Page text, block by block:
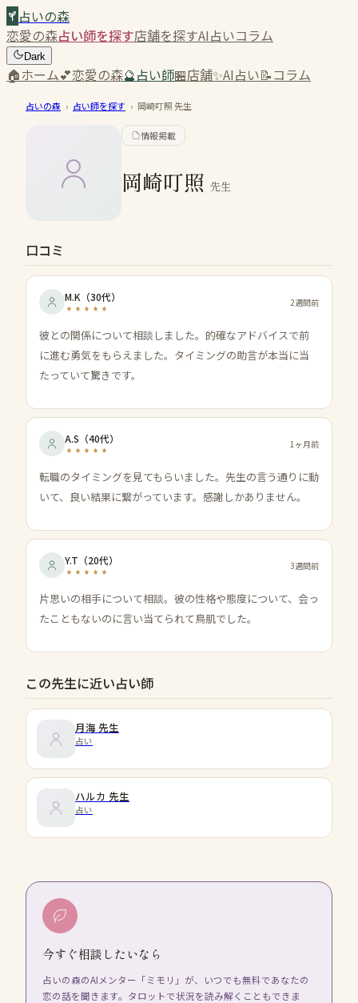
占いの森
恋愛の森占い師を探す店舗を探すAI占いコラム
Dark
🏠ホーム💕恋愛の森🔮占い師🏪店舗✨AI占い📝コラム
占いの森 › 占い師を探す › 岡崎叮照先生
情報掲載
岡崎叮照 先生
口コミ
M.K （30代） 2週間前
彼との関係について相談しました。的確なアドバイスで前
に進む勇気をもらえました。タイミングの助言が本当に当
たっていて驚きです。
A.S （40代） 1ヶ月前
転職のタイミングを見てもらいました。先生の言う通りに動
いて、良い結果に繋がっています。感謝しかありません。
Y.T （20代） 3週間前
片思いの相手について相談。彼の性格や態度について、会っ
たこともないのに言い当てられて鳥肌でした。
この先生に近い占い師
月海 先生
占い
ハルカ 先生
占い
今すぐ相談したいなら
占いの森のAIメンター「ミモリ」が、いつでも無料であなたの
恋の話を聞きます。タロットで状況を読み解くこともできま